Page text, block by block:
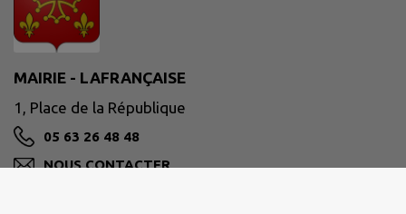
MAIRIE - LAFRANÇAISE
1, Place de la République
05 63 26 48 48
NOUS CONTACTER